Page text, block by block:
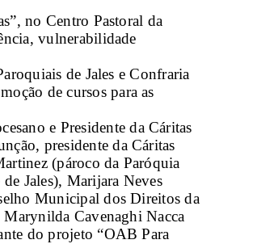
no Centro Pastoral da
vulnerabilidade
de Jales e Confraria
de cursos para as
e Presidente da Cáritas
presidente da Cáritas
(pároco da Paróquia
Jales), Marijara Neves
Municipal dos Direitos da
Marynilda Cavenaghi Nacca
do projeto “OAB Para